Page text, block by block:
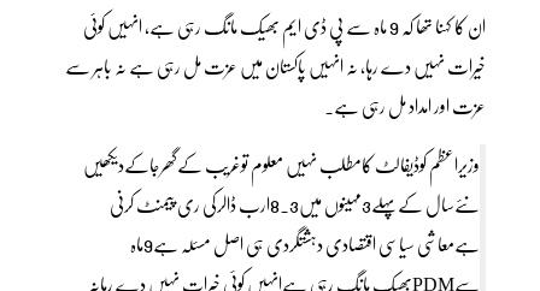
ان کا کہنا تھا کہ 9 ماہ سے پی ڈی ایم بھیک مانگ رہی ہے، انہیں کوئی
خیرات نہیں دے رہا، نہ انہیں پاکستان میں عزت مل رہی ہے نہ باہر سے
عزت اور امداد مل رہی ہے۔
وزیراعظم کوڈیفالٹ کامطلب نہیں معلوم توغریب کےگھرجاکےدیکھیں
نئےسال کےپہلے3مہینوں میں8.3ارب ڈالرکی ری پیمنٹ کرنی
ہےمعاشی سیاسی اقتصادی دہشتگردی ہی اصل مسئلہ ہے9ماہ